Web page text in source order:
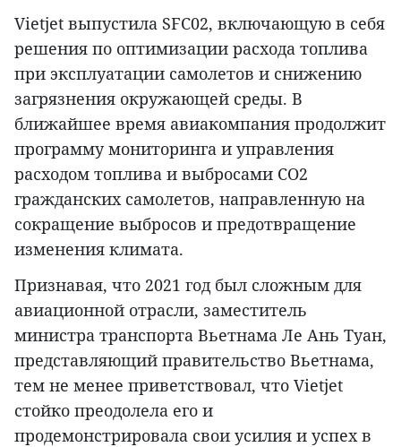
Vietjet выпустила SFC02, включающую в себя
решения по оптимизации расхода топлива
при эксплуатации самолетов и снижению
загрязнения окружающей среды. В
ближайшее время авиакомпания продолжит
программу мониторинга и управления
расходом топлива и выбросами CO2
гражданских самолетов, направленную на
сокращение выбросов и предотвращение
изменения климата.
Признавая, что 2021 год был сложным для
авиационной отрасли, заместитель
министра транспорта Вьетнама Ле Ань Туан,
представляющий правительство Вьетнама,
тем не менее приветствовал, что Vietjet
стойко преодолела его и
продемонстрировала свои усилия и успех в